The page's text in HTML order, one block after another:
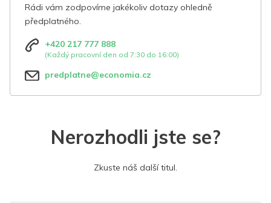
Rádi vám zodpovíme jakékoliv dotazy ohledně
předplatného.
+420 217 777 888
(Každý pracovní den od 7:30 do 16:00)
predplatne@economia.cz
Nerozhodli jste se?
Zkuste náš další titul.